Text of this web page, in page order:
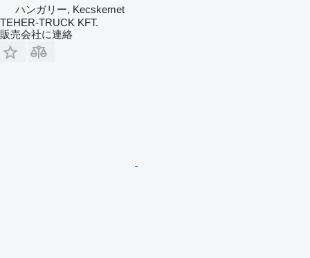
ハンガリー, Kecskemet
TEHER-TRUCK KFT.
販売会社に連絡